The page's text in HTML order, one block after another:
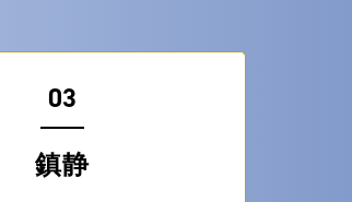
03
鎮静